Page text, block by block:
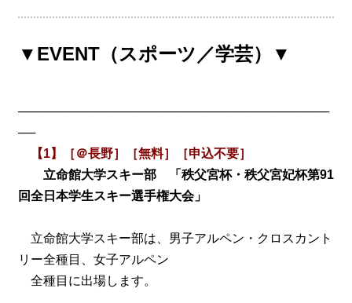
▼EVENT（スポーツ／学芸）▼
────────────────────────────────────
──
【1】［＠長野］［無料］［申込不要］
立命館大学スキー部 「秩父宮杯・秩父宮妃杯第91
回全日本学生スキー選手権大会」
立命館大学スキー部は、男子アルペン・クロスカント
リー全種目、女子アルペン
全種目に出場します。